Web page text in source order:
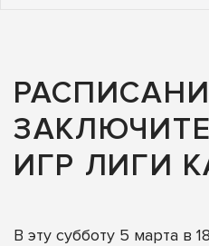
ИГР ЛИГИ
В эту субботу 5 марта в